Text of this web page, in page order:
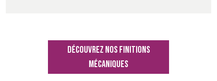
Découvrez nos finitions
mécaniques